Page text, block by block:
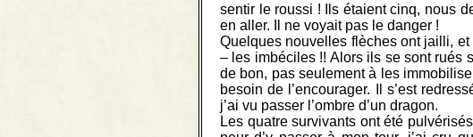
sentir le roussi ! Ils étaient cinq, nous
en aller. Il ne voyait pas le danger !
Quelques nouvelles flèches ont jailli,
– les imbéciles !! Alors ils se sont rués
de bon, pas seulement à les
besoin de l’encourager. Il s’est
j’ai vu passer l’ombre d’un dragon.
Les quatre survivants ont été